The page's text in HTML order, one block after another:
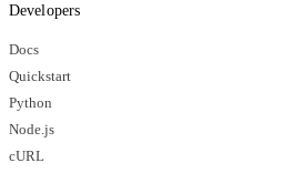
Developers
Docs
Quickstart
Python
Node.js
cURL